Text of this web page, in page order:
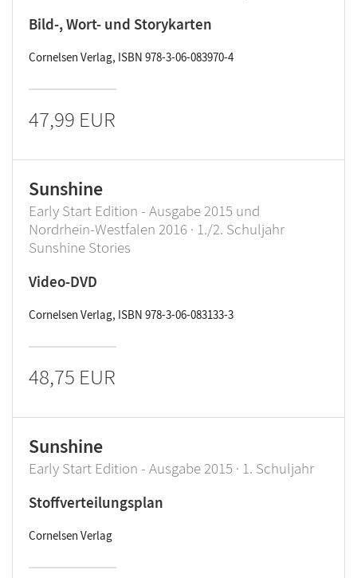
Bild-, Wort- und Storykarten
Cornelsen Verlag, ISBN 978-3-06-083970-4
47,99 EUR
Sunshine
Early Start Edition - Ausgabe 2015 und
Nordrhein-Westfalen 2016 · 1./2. Schuljahr
Sunshine Stories
Video-DVD
Cornelsen Verlag, ISBN 978-3-06-083133-3
48,75 EUR
Sunshine
Early Start Edition - Ausgabe 2015 · 1. Schuljahr
Stoffverteilungsplan
Cornelsen Verlag